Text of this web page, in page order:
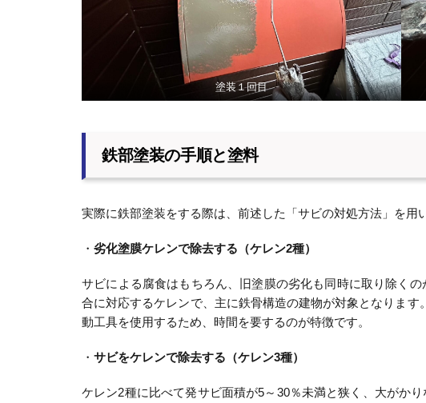
塗装１回目
鉄部塗装の手順と塗料
実際に鉄部塗装をする際は、前述した「サビの対処方法」を用
・ 劣化塗膜ケレンで除去する（ケレン2種）
サビによる腐食はもちろん、旧塗膜の劣化も同時に取り除く
合に対応するケレンで、主に鉄骨構造の建物が対象となりま
動工具を使用するため、時間を要するのが特徴です。
・ サビをケレンで除去する（ケレン3種）
ケレン2種に比べて発サビ面積が5～30％未満と狭く、大がか